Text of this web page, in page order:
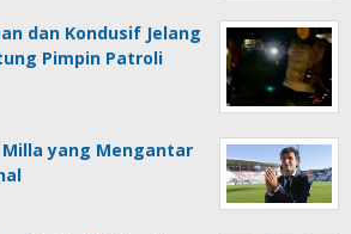
dan Kondusif Jelang
Pimpin Patroli
yang Mengantar